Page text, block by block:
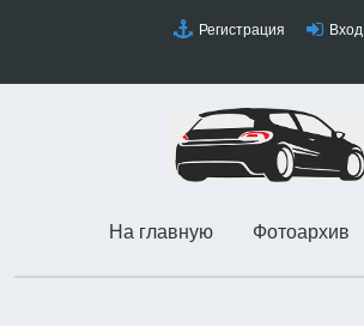
Регистрация Вход
На главную Фотоархив